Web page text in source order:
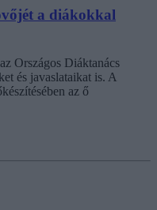
a diákokkal
Országos Diáktanács
és javaslataikat is. A
az ő